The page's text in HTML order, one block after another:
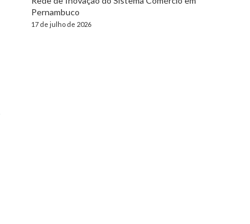
Pernambuco
17 de julho de 2026